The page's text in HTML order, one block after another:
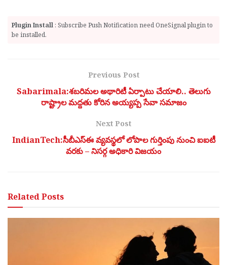
Plugin Install : Subscribe Push Notification need OneSignal plugin to
be installed.
Previous Post
Sabarimala:శబరిమల అథారిటీ ఏర్పాటు చేయాలి.. తెలుగు
రాష్ట్రాల మద్దతు కోరిన అయ్యప్ప సేవా సమాజం
Next Post
IndianTech:సీబీఎస్ఈ వ్యవస్థలో లోపాల గుర్తింపు నుంచి ఐఐటీ
వరకు – నిసర్గ అధికారి విజయం
RelatedPosts